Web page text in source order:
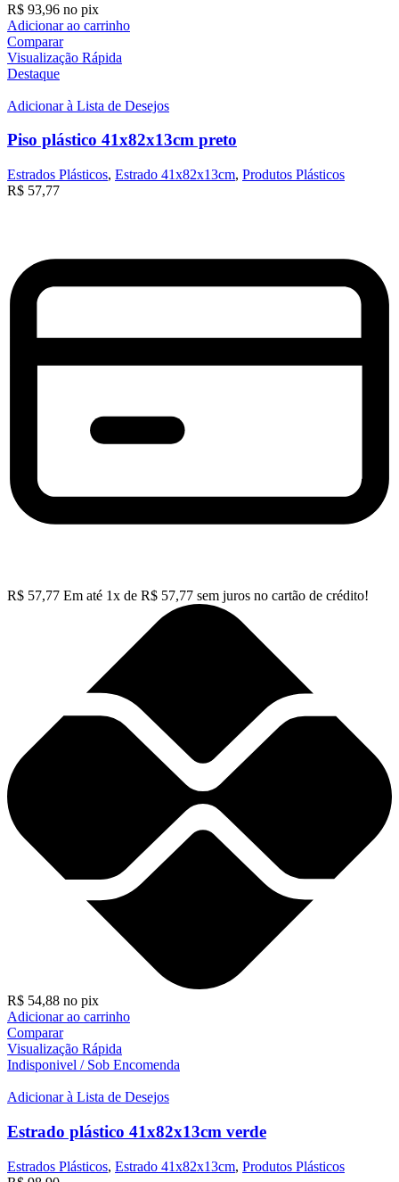
R$ 93,96 no pix
Adicionar ao carrinho
Comparar
Visualização Rápida
Destaque
Adicionar à Lista de Desejos
Piso plástico 41x82x13cm preto
Estrados Plásticos, Estrado 41x82x13cm, Produtos Plásticos
R$ 57,77
R$ 57,77 Em até 1x de R$ 57,77 sem juros no cartão de crédito!
R$ 54,88 no pix
Adicionar ao carrinho
Comparar
Visualização Rápida
Indisponivel / Sob Encomenda
Adicionar à Lista de Desejos
Estrado plástico 41x82x13cm verde
Estrados Plásticos, Estrado 41x82x13cm, Produtos Plásticos